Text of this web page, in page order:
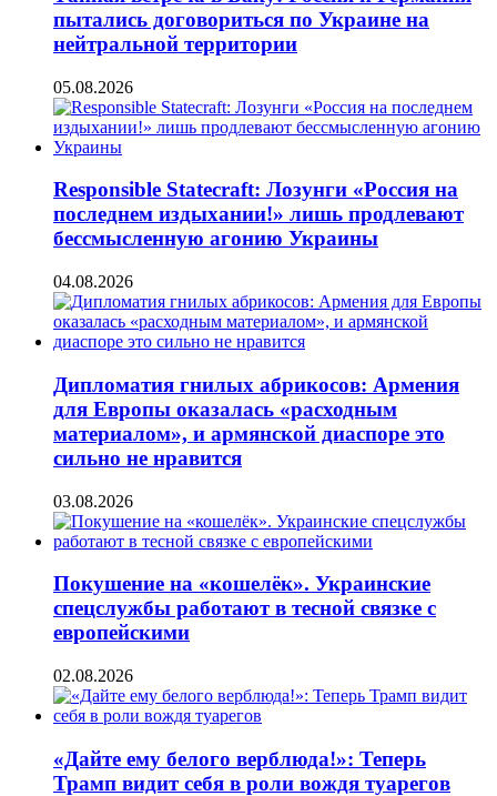
пытались договориться по Украине на
нейтральной территории
05.08.2026
Responsible Statecraft: Лозунги «Россия на
последнем издыхании!» лишь продлевают
бессмысленную агонию Украины
04.08.2026
Дипломатия гнилых абрикосов: Армения
для Европы оказалась «расходным
материалом», и армянской диаспоре это
сильно не нравится
03.08.2026
Покушение на «кошелёк». Украинские
спецслужбы работают в тесной связке с
европейскими
02.08.2026
«Дайте ему белого верблюда!»: Теперь
Трамп видит себя в роли вождя туарегов